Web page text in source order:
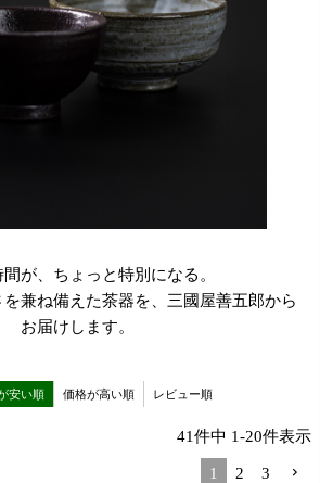
が、ちょっと特別になる。
兼ね備えた茶器を、三國屋善五郎から
お届けします。
安い順 価格が高い順 レビュー順
41件中 1-20件表示
1 2 3